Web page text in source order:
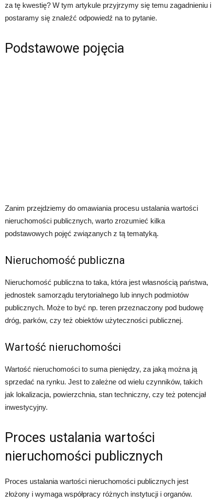
za tę kwestię? W tym artykule przyjrzymy się temu zagadnieniu i
postaramy się znaleźć odpowiedź na to pytanie.
Podstawowe pojęcia
Zanim przejdziemy do omawiania procesu ustalania wartości
nieruchomości publicznych, warto zrozumieć kilka
podstawowych pojęć związanych z tą tematyką.
Nieruchomość publiczna
Nieruchomość publiczna to taka, która jest własnością państwa,
jednostek samorządu terytorialnego lub innych podmiotów
publicznych. Może to być np. teren przeznaczony pod budowę
dróg, parków, czy też obiektów użyteczności publicznej.
Wartość nieruchomości
Wartość nieruchomości to suma pieniędzy, za jaką można ją
sprzedać na rynku. Jest to zależne od wielu czynników, takich
jak lokalizacja, powierzchnia, stan techniczny, czy też potencjał
inwestycyjny.
Proces ustalania wartości
nieruchomości publicznych
Proces ustalania wartości nieruchomości publicznych jest
złożony i wymaga współpracy różnych instytucji i organów.